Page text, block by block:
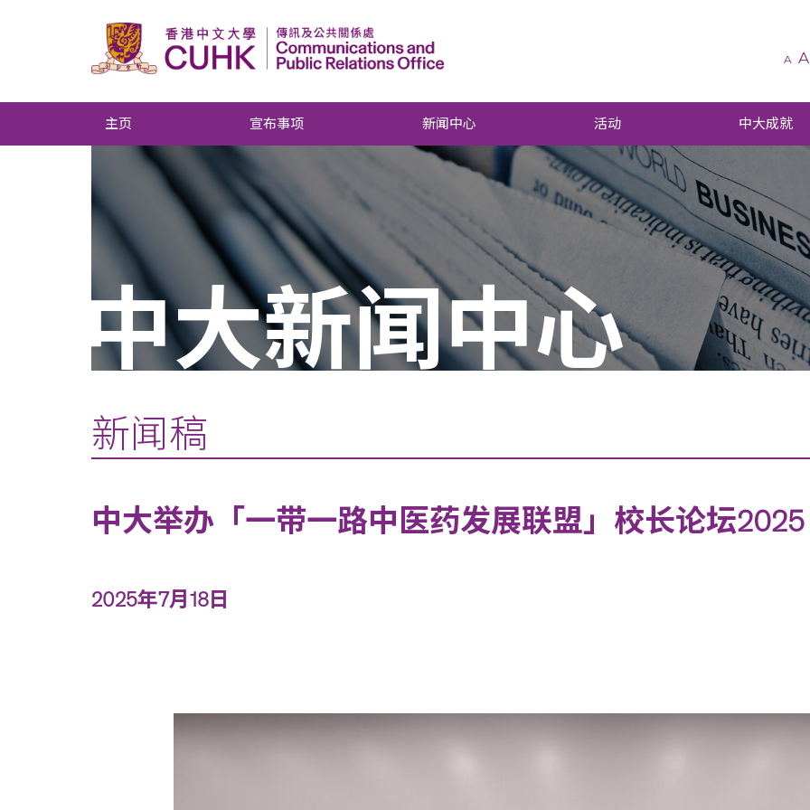
A A
主页 宣布事项 新闻中心 活动 中大成就
中大新闻中心
新闻稿
中大举办「一带一路中医药发展联盟」校长论坛2025
2025年7月18日